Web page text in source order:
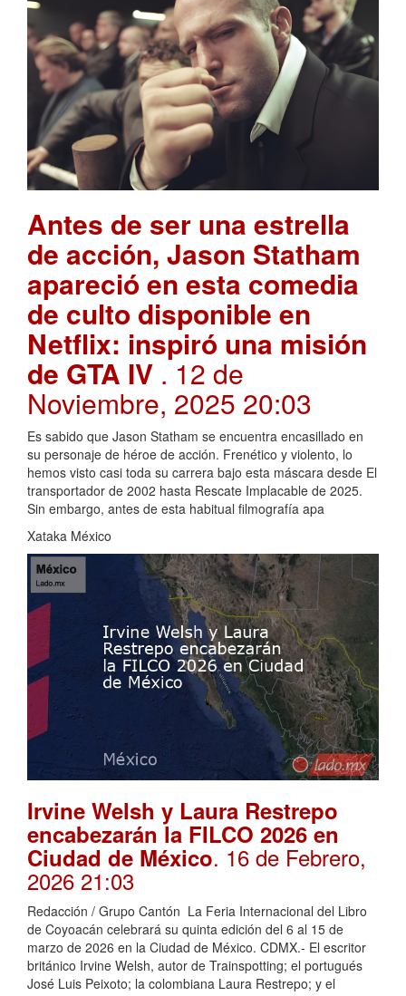
Antes de ser una estrella
de acción, Jason Statham
apareció en esta comedia
de culto disponible en
Netflix: inspiró una misión
de GTA IV . 12 de
Noviembre, 2025 20:03
Es sabido que Jason Statham se encuentra encasillado en
su personaje de héroe de acción. Frenético y violento, lo
hemos visto casi toda su carrera bajo esta máscara desde El
transportador de 2002 hasta Rescate Implacable de 2025.
Sin embargo, antes de esta habitual filmografía apa
Xataka México
Irvine Welsh y Laura Restrepo
encabezarán la FILCO 2026 en
Ciudad de México. 16 de Febrero,
2026 21:03
Redacción / Grupo Cantón La Feria Internacional del Libro
de Coyoacán celebrará su quinta edición del 6 al 15 de
marzo de 2026 en la Ciudad de México. CDMX.- El escritor
británico Irvine Welsh, autor de Trainspotting; el portugués
José Luis Peixoto; la colombiana Laura Restrepo; y el